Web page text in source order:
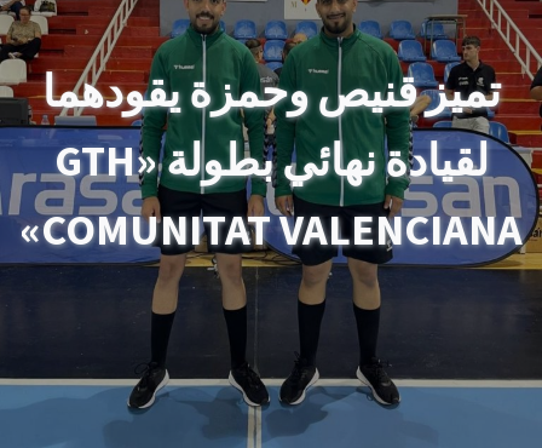
تميز قنيص وحمزة يقودهما
لقيادة نهائي بطولة «GTH
COMUNITAT VALENCIANA»